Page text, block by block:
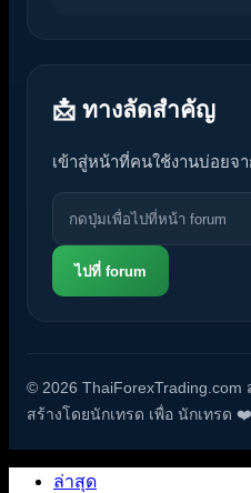
📩 ทางลัดสำคัญ
เข้าสู่หน้าที่คนใช้งานบ่อยจ
ไปที่ forum
© 2026
สร้างโดยนักเทรด เพื่อ นักเทรด ❤️
ล่าสุด